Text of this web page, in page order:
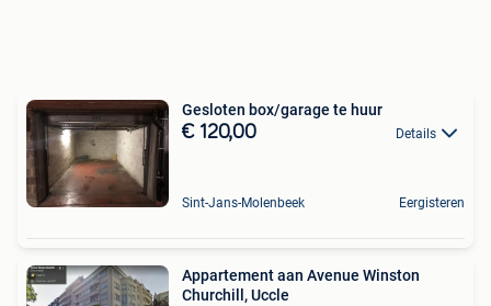
Gesloten box/garage te huur
€ 120,00 Details
Sint-Jans-Molenbeek Eergisteren
Appartement aan Avenue Winston
Churchill, Uccle